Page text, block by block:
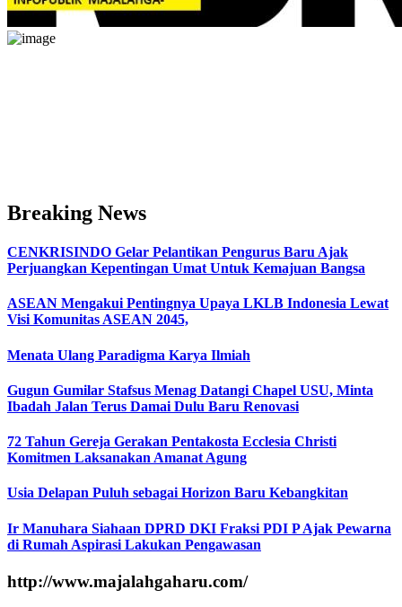
Breaking News
CENKRISINDO Gelar Pelantikan Pengurus Baru Ajak
Perjuangkan Kepentingan Umat Untuk Kemajuan Bangsa
ASEAN Mengakui Pentingnya Upaya LKLB Indonesia Lewat
Visi Komunitas ASEAN 2045,
Menata Ulang Paradigma Karya Ilmiah
Gugun Gumilar Stafsus Menag Datangi Chapel USU, Minta
Ibadah Jalan Terus Damai Dulu Baru Renovasi
72 Tahun Gereja Gerakan Pentakosta Ecclesia Christi
Komitmen Laksanakan Amanat Agung
Usia Delapan Puluh sebagai Horizon Baru Kebangkitan
Ir Manuhara Siahaan DPRD DKI Fraksi PDI P Ajak Pewarna
di Rumah Aspirasi Lakukan Pengawasan
http://www.majalahgaharu.com/